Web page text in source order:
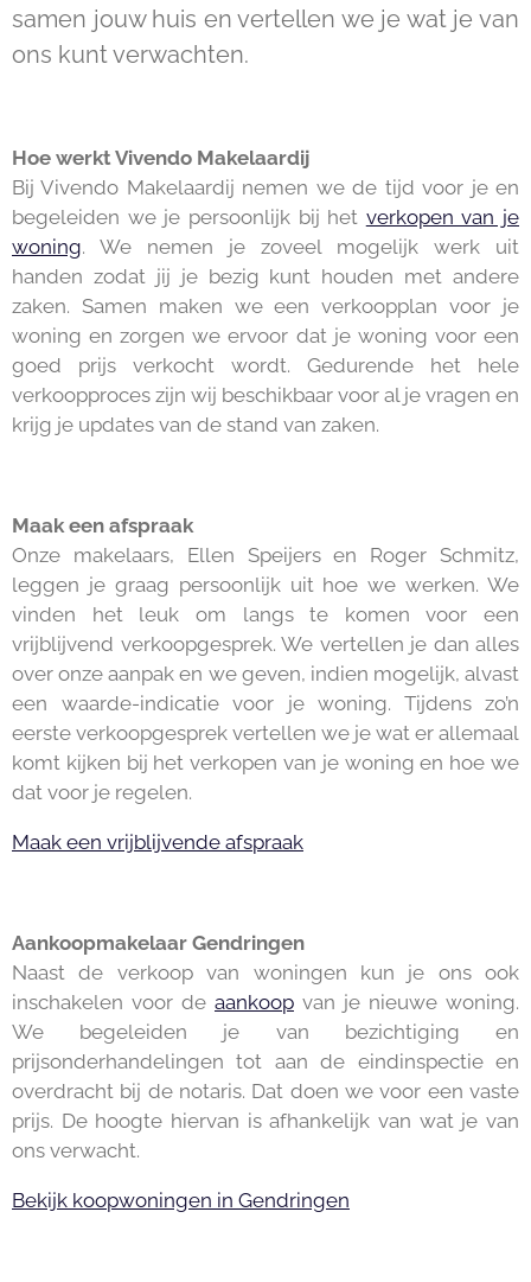
samen jouw huis en vertellen we je wat je van
ons kunt verwachten.
Hoe werkt Vivendo Makelaardij
Bij Vivendo Makelaardij nemen we de tijd voor je en
begeleiden we je persoonlijk bij het verkopen van je
woning. We nemen je zoveel mogelijk werk uit
handen zodat jij je bezig kunt houden met andere
zaken. Samen maken we een verkoopplan voor je
woning en zorgen we ervoor dat je woning voor een
goed prijs verkocht wordt. Gedurende het hele
verkoopproces zijn wij beschikbaar voor al je vragen en
krijg je updates van de stand van zaken.
Maak een afspraak
Onze makelaars, Ellen Speijers en Roger Schmitz,
leggen je graag persoonlijk uit hoe we werken. We
vinden het leuk om langs te komen voor een
vrijblijvend verkoopgesprek. We vertellen je dan alles
over onze aanpak en we geven, indien mogelijk, alvast
een waarde-indicatie voor je woning. Tijdens zo’n
eerste verkoopgesprek vertellen we je wat er allemaal
komt kijken bij het verkopen van je woning en hoe we
dat voor je regelen.
Maak een vrijblijvende afspraak
Aankoopmakelaar Gendringen
Naast de verkoop van woningen kun je ons ook
inschakelen voor de aankoop van je nieuwe woning.
We begeleiden je van bezichtiging en
prijsonderhandelingen tot aan de eindinspectie en
overdracht bij de notaris. Dat doen we voor een vaste
prijs. De hoogte hiervan is afhankelijk van wat je van
ons verwacht.
Bekijk koopwoningen in Gendringen